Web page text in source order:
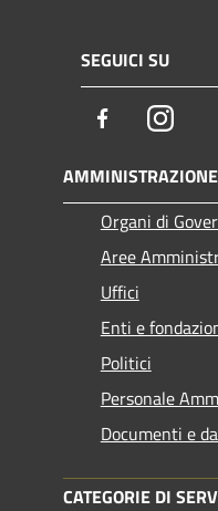
SEGUICI SU
Facebook
AMMINISTRAZIONE
Organi di
Aree
Uffici
Enti e
Politici
Personale
Documenti e
CATEGORIE DI